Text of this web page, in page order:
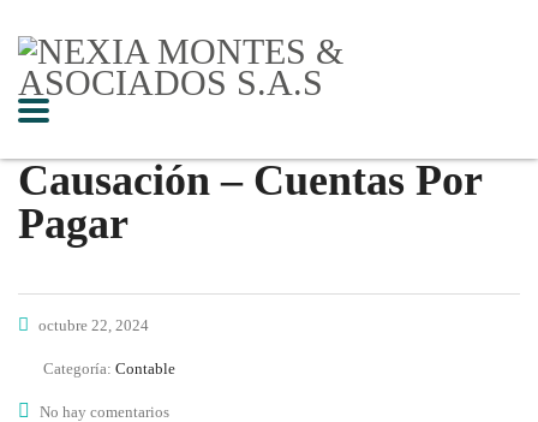
Causación – Cuentas Por
Pagar
octubre 22, 2024
Categoría: Contable
No hay comentarios